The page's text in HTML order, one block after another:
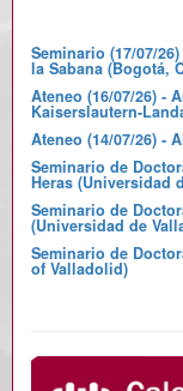
Seminario (17/07/
la Sabana (Bogotá,
Ateneo (16/07/26) -
Kaiserslautern-
Ateneo (14/07/26) -
Seminario de
Heras (Universidad
Seminario de
(Universidad de
Seminario de
of Valladolid)